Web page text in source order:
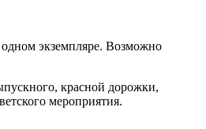
экземпляре. Возможно
красной дорожки,
мероприятия.